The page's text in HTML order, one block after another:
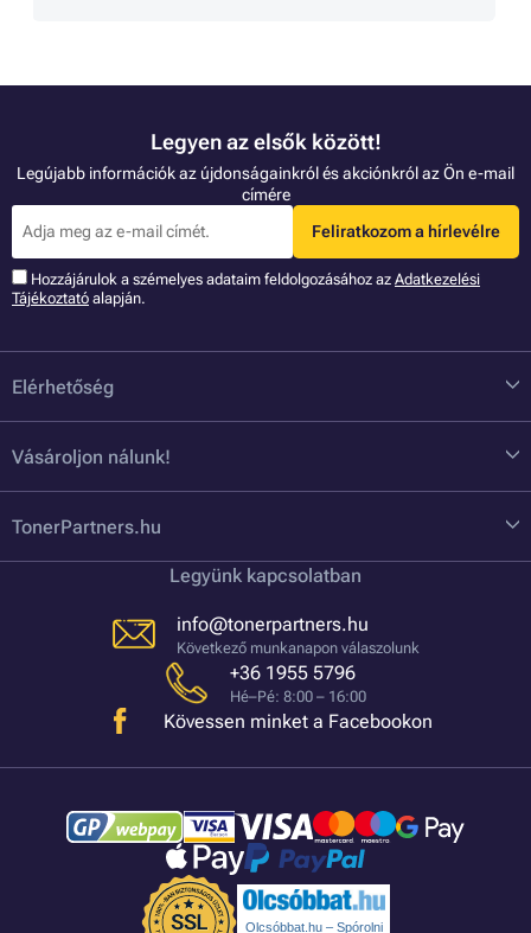
Legyen az elsők között!
Legújabb információk az újdonságainkról és akciónkról az Ön e-mail
címére
Feliratkozom a hírlevélre
Hozzájárulok a szémelyes adataim feldolgozásához az Adatkezelési
Tájékoztató alapján.
Elérhetőség
Vásároljon nálunk!
TonerPartners.hu
Legyünk kapcsolatban
info@tonerpartners.hu
Következő munkanapon válaszolunk
+36 1955 5796
Hé–Pé: 8:00 – 16:00
Kövessen minket a Facebookon
Olcsóbbat.hu – Spórolni